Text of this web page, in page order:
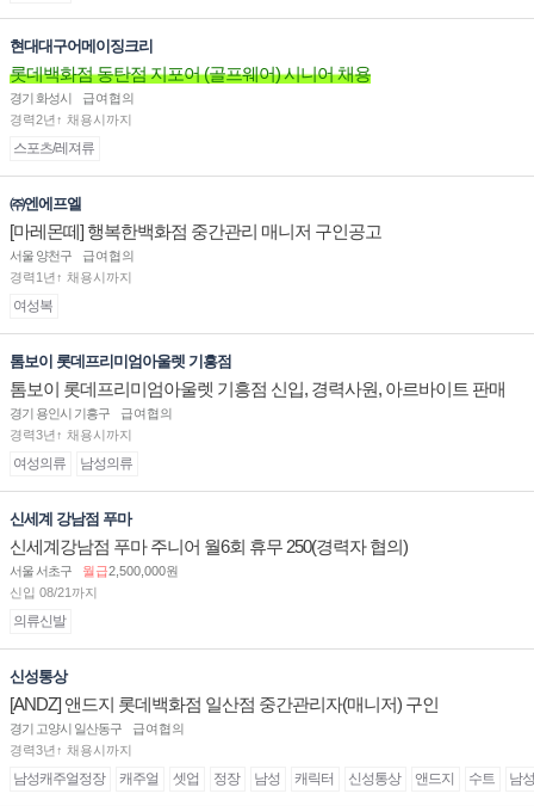
현대대구어메이징크리
롯데백화점 동탄점 지포어 (골프웨어) 시니어 채용
경기 화성시
급여협의
경력2년↑ 채용시까지
스포츠/레져류
㈜엔에프엘
[마레몬떼] 행복한백화점 중간관리 매니저 구인공고
서울 양천구
급여협의
경력1년↑ 채용시까지
여성복
톰보이 롯데프리미엄아울렛 기흥점
톰보이 롯데프리미엄아울렛 기흥점 신입, 경력사원, 아르바이트 판매
직 구인합니다.
경기 용인시 기흥구
급여협의
경력3년↑ 채용시까지
여성의류 남성의류
신세계 강남점 푸마
신세계강남점 푸마 주니어 월6회 휴무 250(경력자 협의)
서울 서초구 월급2,500,000원
신입 08/21까지
의류신발
신성통상
[ANDZ] 앤드지 롯데백화점 일산점 중간관리자(매니저) 구인
경기 고양시 일산동구
급여협의
경력3년↑ 채용시까지
남성캐주얼정장 캐주얼 셋업 정장 남성 캐릭터 신성통상 앤드지 수트 남